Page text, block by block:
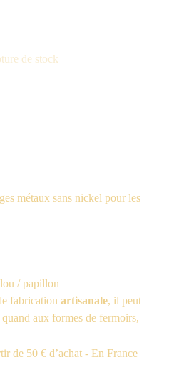
de stock
métaux sans nickel pour les
/ papillon
fabrication artisanale, il peut
aux formes de fermoirs,
de 50 € d’achat - En France